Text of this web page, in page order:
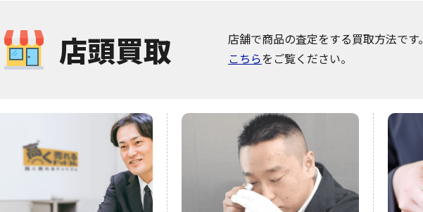
店頭買取 店舗で商品の査定をする買取方法です。
こちらをご覧ください。